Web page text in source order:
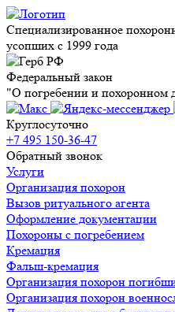
Специализированное
усопших с 1999 года
Федеральный закон
"О погребении и похоронном
Круглосуточно
+7 495 150-36-47
Обратный звонок
Услуги
Организация похорон
Вызов ритуального агента
Оформление документации
Похороны с погребением
Кремация
Фальш-кремация
Организация похорон
Организация похорон